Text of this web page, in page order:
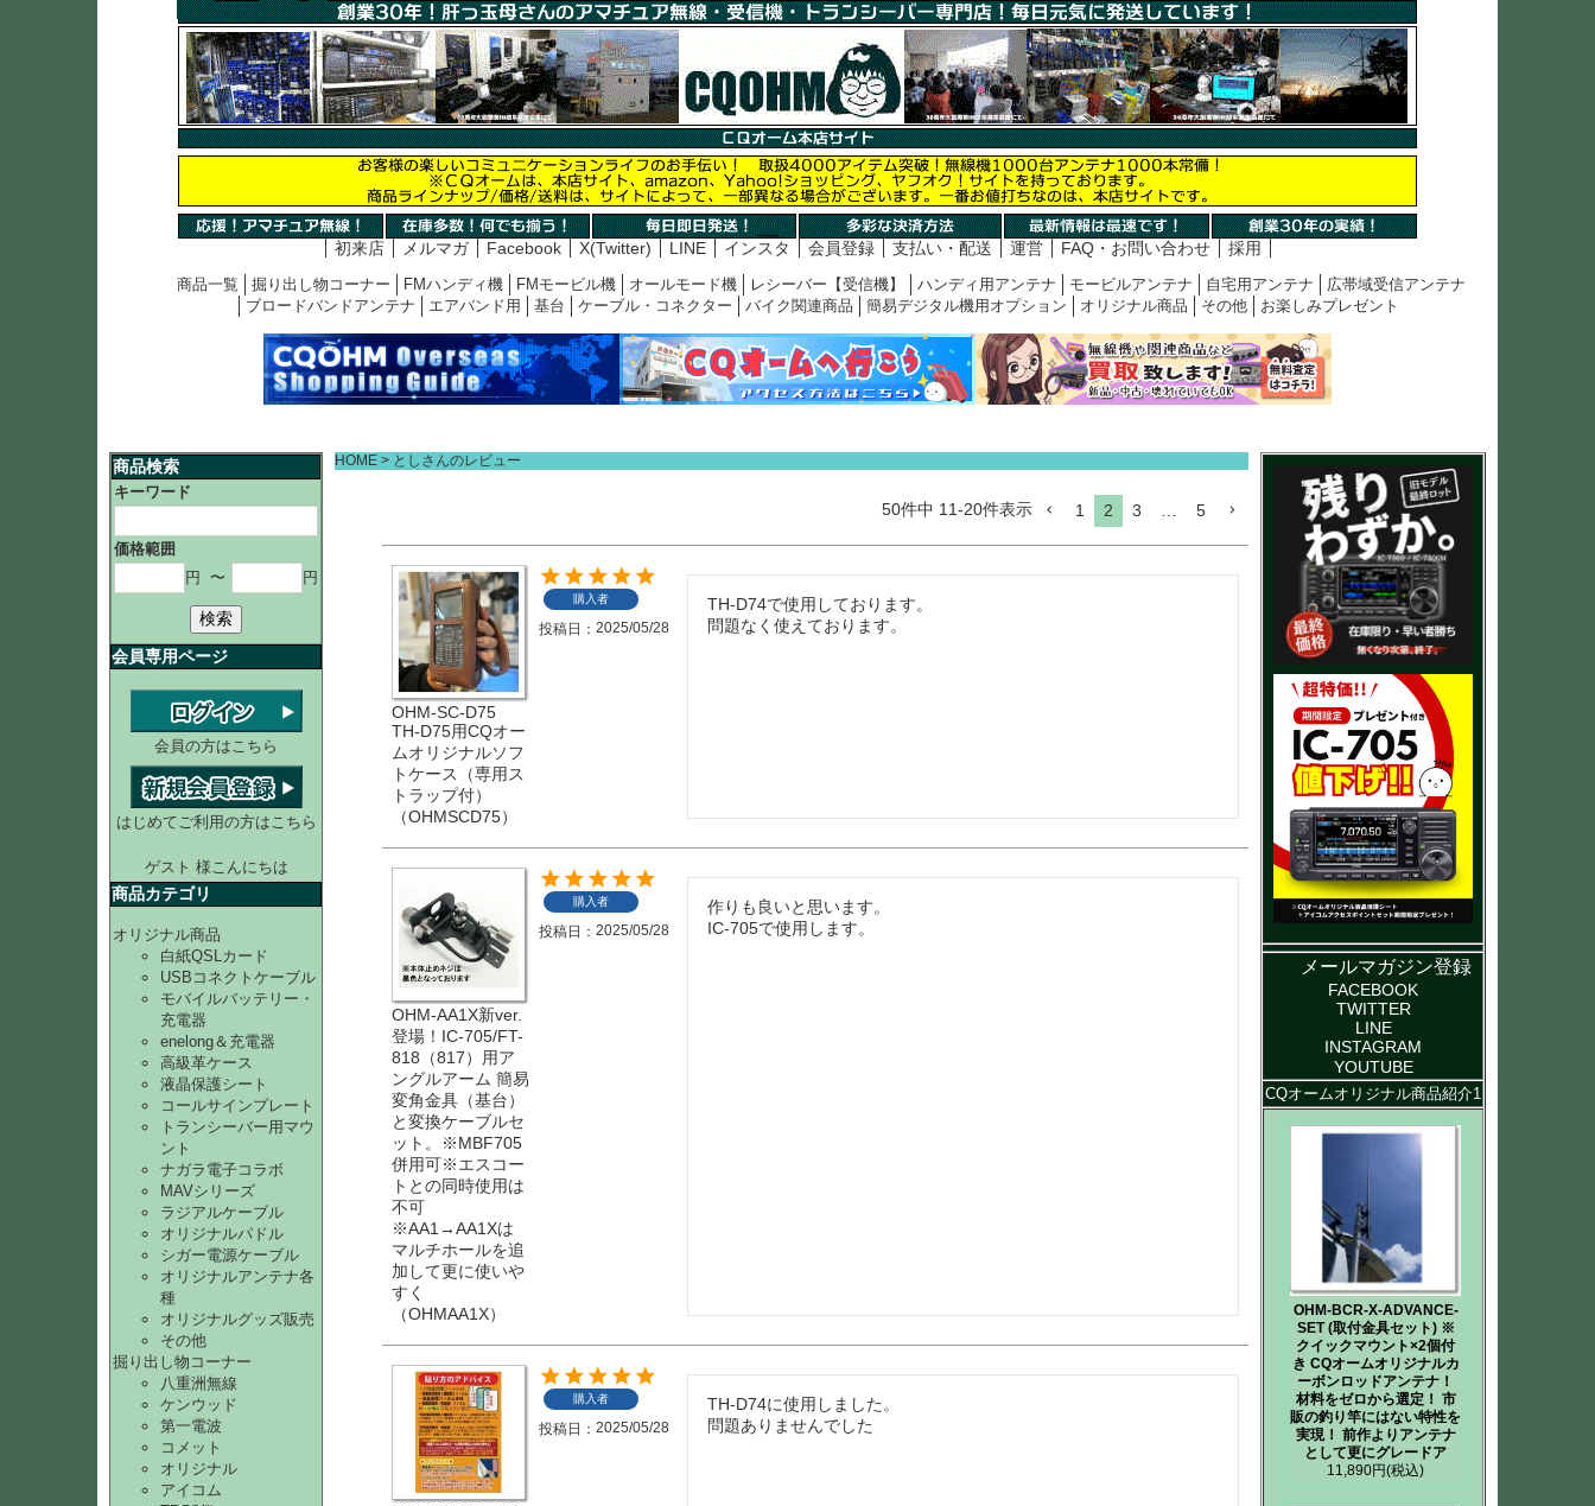
初来店 メルマガ Facebook X(Twitter) LINE インスタ 会員登録 支払い・配送 運営 FAQ・お問い合わせ 採用
商品一覧 掘り出し物コーナー FMハンディ機 FMモービル機 オールモード機 レシーバー【受信機】 ハンディ用アンテナ モービルアンテナ 自宅用アンテナ
広帯域受信アンテナ
ブロードバンドアンテナ
エアバンド用 基台 ケーブル・コネクター バイク関連商品 簡易デジタル機用オプション オリジナル商品 その他 お楽しみプレゼント
商品検索
キーワード
価格範囲
円
〜 円
検索
会員専用ページ
会員の方はこちら
はじめてご利用の方はこちら
ゲスト 様こんにちは
商品カテゴリ
オリジナル商品
白紙QSLカード
USBコネクトケーブル
モバイルバッテリー・
充電器
enelong＆充電器
高級革ケース
液晶保護シート
コールサインプレート
トランシーバー用マウ
ント
ナガラ電子コラボ
MAVシリーズ
ラジアルケーブル
オリジナルパドル
シガー電源ケーブル
オリジナルアンテナ各
種
オリジナルグッズ販売
その他
掘り出し物コーナー
八重洲無線
ケンウッド
第一電波
コメット
オリジナル
アイコム
HOME としさんのレビュー
50件中 11-20件表示 1 2 3 5
OHM-SC-D75
TH-D75用CQオー
ムオリジナルソフ
トケース（専用ス
トラップ付）
（OHMSCD75）
購入者
投稿日 2025/05/28
TH-D74で使用しております。
問題なく使えております。
OHM-AA1X新ver.
登場！IC-705/FT-
818（817）用ア
ングルアーム 簡易
変角金具（基台）
と変換ケーブルセ
ット。※MBF705
併用可※エスコー
トとの同時使用は
不可
※AA1→AA1Xは
マルチホールを追
加して更に使いや
すく
（OHMAA1X）
購入者
投稿日 2025/05/28
作りも良いと思います。
IC-705で使用します。
購入者
投稿日 2025/05/28
TH-D74に使用しました。
問題ありませんでした
メールマガジン登録
FACEBOOK
TWITTER
LINE
INSTAGRAM
YOUTUBE
CQオームオリジナル商品紹介1
OHM-BCR-X-ADVANCE-
SET (取付金具セット) ※
クイックマウント×2個付
き CQオームオリジナルカ
ーボンロッドアンテナ！
材料をゼロから選定！ 市
販の釣り竿にはない特性を
実現！ 前作よりアンテナ
として更にグレードア
11,890円(税込)